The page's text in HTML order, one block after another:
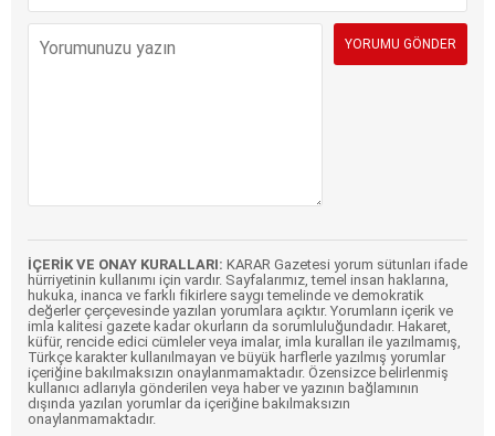
İÇERİK VE ONAY KURALLARI: KARAR Gazetesi yorum sütunları ifade
hürriyetinin kullanımı için vardır. Sayfalarımız, temel insan haklarına,
hukuka, inanca ve farklı fikirlere saygı temelinde ve demokratik
değerler çerçevesinde yazılan yorumlara açıktır. Yorumların içerik ve
imla kalitesi gazete kadar okurların da sorumluluğundadır. Hakaret,
küfür, rencide edici cümleler veya imalar, imla kuralları ile yazılmamış,
Türkçe karakter kullanılmayan ve büyük harflerle yazılmış yorumlar
içeriğine bakılmaksızın onaylanmamaktadır. Özensizce belirlenmiş
kullanıcı adlarıyla gönderilen veya haber ve yazının bağlamının
dışında yazılan yorumlar da içeriğine bakılmaksızın
onaylanmamaktadır.